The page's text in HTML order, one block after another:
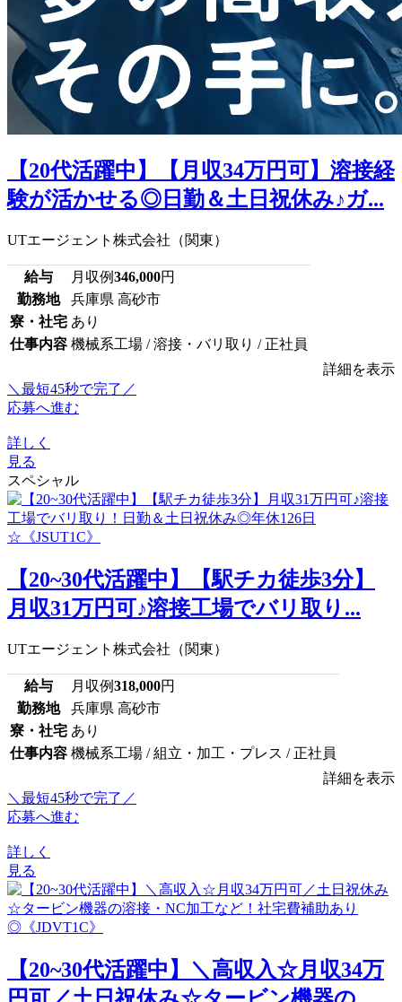
【20代活躍中】【月収34万円可】溶接経
験が活かせる◎日勤＆土日祝休み♪ガ...
UTエージェント株式会社（関東）
給与 月収例346,000円
勤務地
兵庫県 高砂市
寮・社宅 あり
仕事内容 機械系工場 / 溶接・バリ取り / 正社員
詳細を表示
＼最短45秒で完了／
応募へ進む
詳しく
見る
スペシャル
【20~30代活躍中】【駅チカ徒歩3分】
月収31万円可♪溶接工場でバリ取り...
UTエージェント株式会社（関東）
給与 月収例318,000円
勤務地
兵庫県 高砂市
寮・社宅 あり
仕事内容 機械系工場 / 組立・加工・プレス / 正社員
詳細を表示
＼最短45秒で完了／
応募へ進む
詳しく
見る
【20~30代活躍中】＼高収入☆月収34万